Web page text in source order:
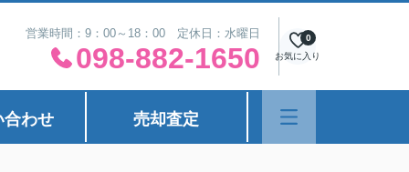
営業時間：9：00～18：00 定休日：水曜日
098-882-1650 お気に入り
0
合わせ 売却査定